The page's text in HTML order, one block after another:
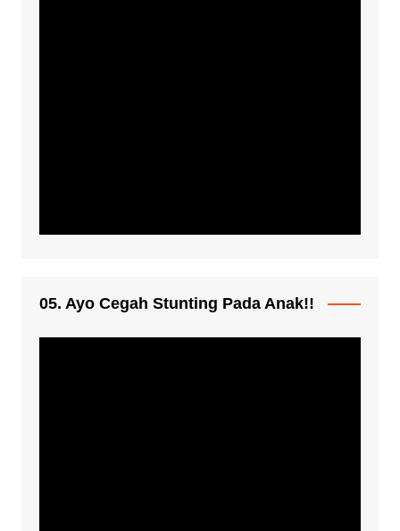
05. Ayo Cegah Stunting Pada Anak!!